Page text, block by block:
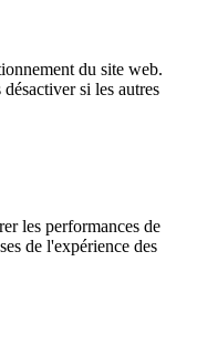
du site web.
si les autres
les performances de
de l'expérience des